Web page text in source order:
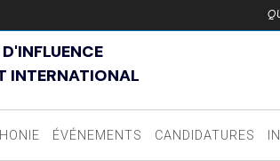
INTERNATIONAL
ÉVÉNEMENTS CANDIDATURES